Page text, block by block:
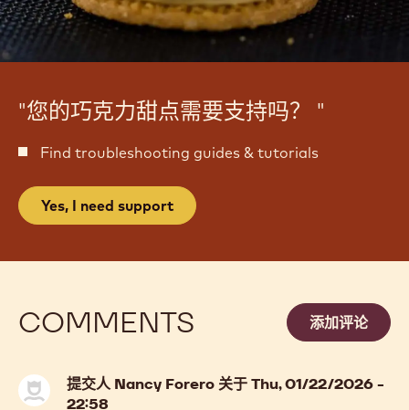
"您的巧克力甜点需要支持吗？ "
Find troubleshooting guides & tutorials
Yes, I need support
COMMENTS 添加评论
提交人Nancy Forero 关于 Thu, 01/22/2026 -
22:58